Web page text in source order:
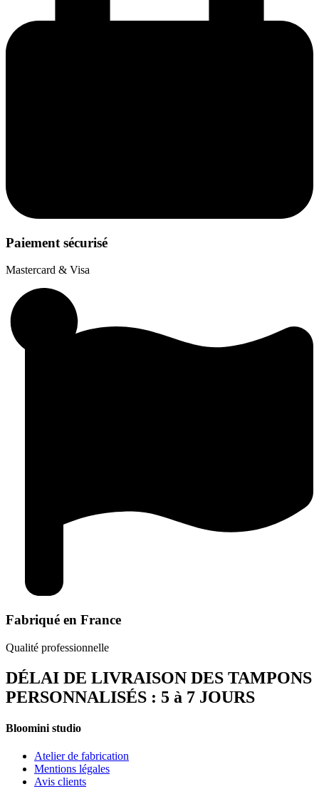
Paiement sécurisé
Mastercard & Visa
Fabriqué en France
Qualité professionnelle
DÉLAI DE LIVRAISON DES TAMPONS
PERSONNALISÉS : 5 à 7 JOURS
Bloomini studio
Atelier de fabrication
Mentions légales
Avis clients